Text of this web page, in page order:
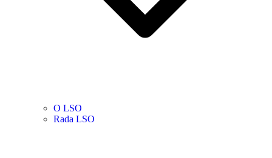
O LSO
Rada LSO